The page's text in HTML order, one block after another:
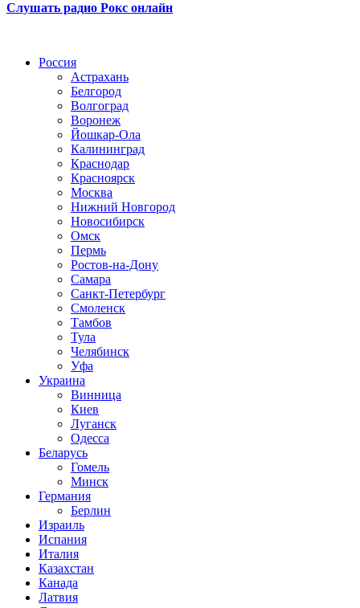
Слушать радио Рокс онлайн
Россия
Астрахань
Белгород
Волгоград
Воронеж
Йошкар-Ола
Калининград
Краснодар
Красноярск
Москва
Нижний Новгород
Новосибирск
Омск
Пермь
Ростов-на-Дону
Самара
Санкт-Петербург
Смоленск
Тамбов
Тула
Челябинск
Уфа
Украина
Винница
Киев
Луганск
Одесса
Беларусь
Гомель
Минск
Германия
Берлин
Израиль
Испания
Италия
Казахстан
Канада
Латвия